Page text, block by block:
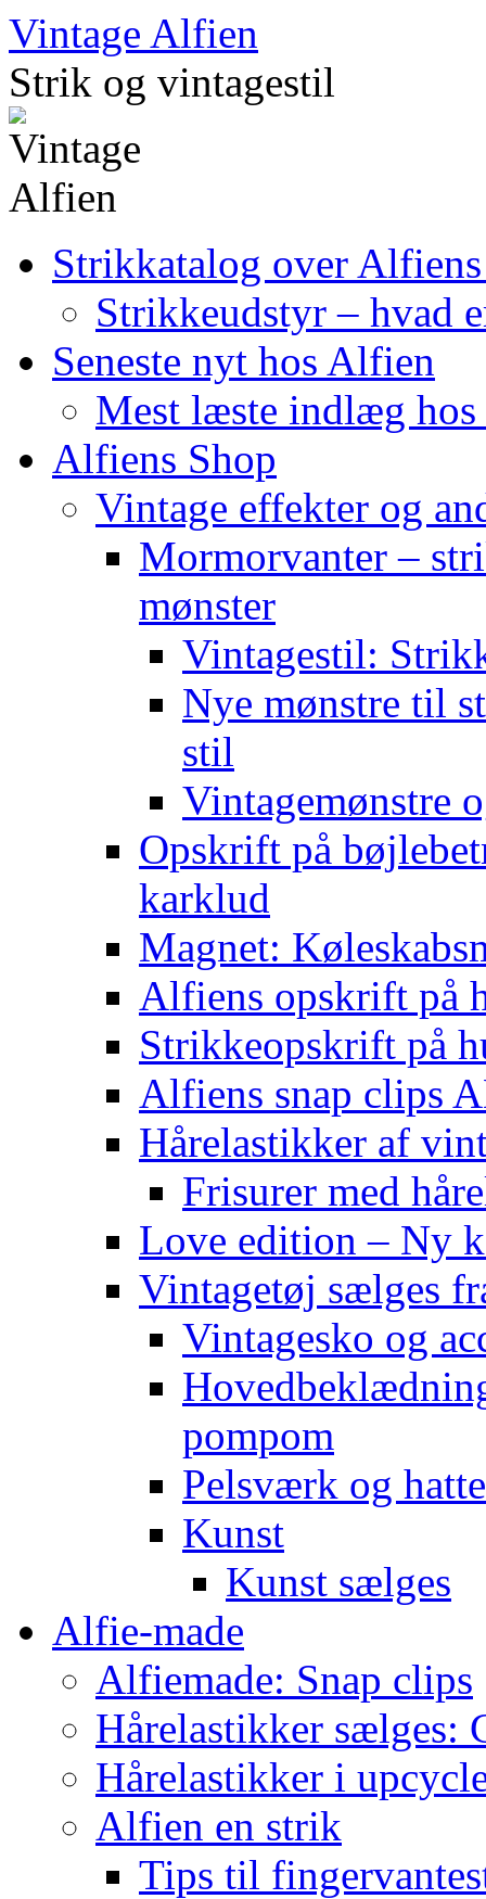
Skip
to
content
Vintage Alfien
Strik og vintagestil
Strikkatalog over
Strikkeudstyr – hvad
Seneste nyt hos Alfien
Mest læste indlæg
Alfiens Shop
Vintage effekter og
Mormorvanter –
mønster
Vintagestil:
Nye mønstre til
stil
Vintagemønstre
Opskrift på
karklud
Magnet:
Alfiens opskrift på
Strikkeopskrift på
Alfiens snap clips
Hårelastikker af
Frisurer med
Love edition – Ny
Vintagetøj sælges
Vintagesko og
pompom
Pelsværk og
Kunst
Kunst sælges
Alfie-made
Alfiemade: Snap clips
Hårelastikker sælges:
Hårelastikker i
Alfien en strik
Tips til